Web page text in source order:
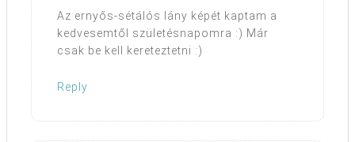
Az ernyős-sétálós lány képét kaptam a
kedvesemtől születésnapomra :) Már
csak be kell kereteztetni :)
Reply